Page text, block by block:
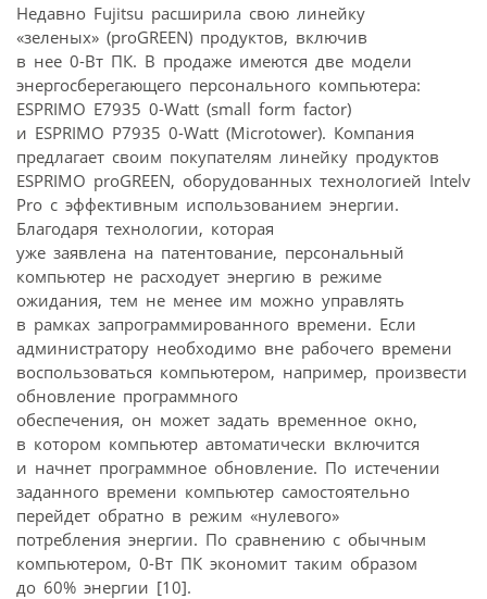
Недавно Fujitsu расширила свою линейку
«зеленых» (proGREEN) продуктов, включив
в нее 0-Вт ПК. В продаже имеются две модели
энергосберегающего персонального компьютера:
ESPRIMO E7935 0-Watt (small form factor)
и ESPRIMO P7935 0-Watt (Microtower). Компания
предлагает своим покупателям линейку продуктов
ESPRIMO proGREEN, оборудованных технологией Intelv
Pro с эффективным использованием энергии.
Благодаря технологии, которая
уже заявлена на патентование, персональный
компьютер не расходует энергию в режиме
ожидания, тем не менее им можно управлять
в рамках запрограммированного времени. Если
администратору необходимо вне рабочего времени
воспользоваться компьютером, например, произвести
обновление программного
обеспечения, он может задать временное окно,
в котором компьютер автоматически включится
и начнет программное обновление. По истечении
заданного времени компьютер самостоятельно
перейдет обратно в режим «нулевого»
потребления энергии. По сравнению с обычным
компьютером, 0-Вт ПК экономит таким образом
до 60% энергии [10].